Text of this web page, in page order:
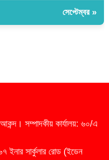
সেপ্টেম্বর »
সম্পাদকীয় কার্যালয়: ৬০/এ
ইনার সার্কুলার রোড (ইডেন